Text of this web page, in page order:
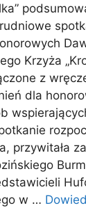
Krzyża
z
dla
przywitała
w …